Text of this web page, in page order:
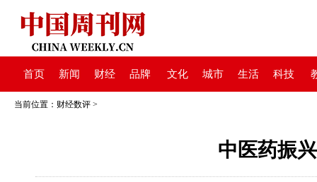
首页 新闻 财经 品牌 文化 城市 生活 科技
当前位置： 财经数评 >
中医药振